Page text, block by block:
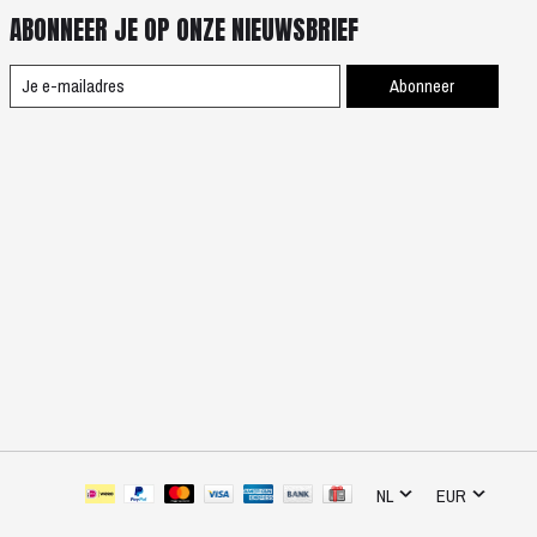
ABONNEER JE OP ONZE NIEUWSBRIEF
Abonneer
NL EUR